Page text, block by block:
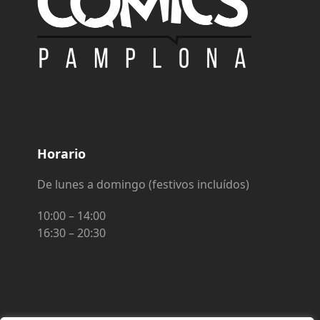
Horario
De lunes a domingo (festivos incluídos)
10:00 – 14:00
16:30 – 20:30